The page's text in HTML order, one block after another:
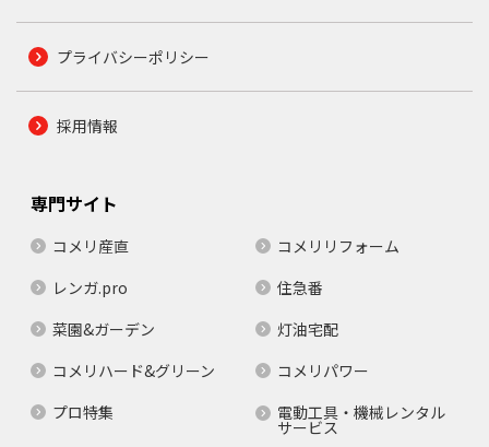
プライバシーポリシー
採用情報
専門サイト
コメリ産直
コメリリフォーム
レンガ.pro
住急番
菜園&ガーデン
灯油宅配
コメリハード&グリーン
コメリパワー
プロ特集
電動工具・機械レンタル
サービス